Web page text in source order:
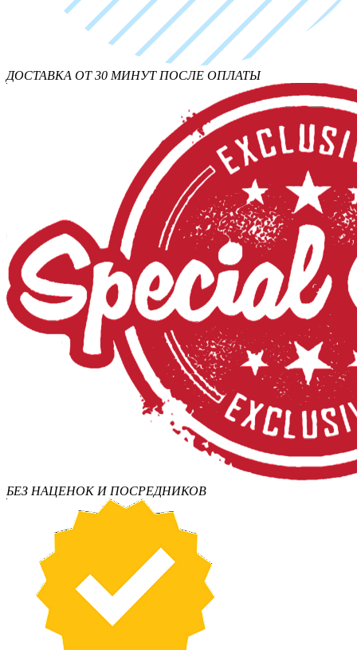
ДОСТАВКА ОТ 30 МИНУТ ПОСЛЕ ОПЛАТЫ
БЕЗ НАЦЕНОК И ПОСРЕДНИКОВ